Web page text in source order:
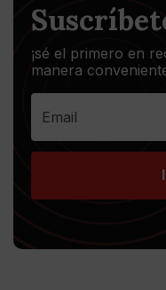
¡sé el primero en
manera